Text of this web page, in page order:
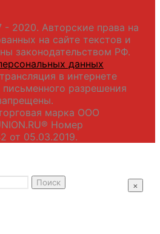
- 2020. Авторские права на
на сайте текстов и
законодательством РФ.
данных
в интернете
разрешения
марка ООО
Номер
от 05.03.2019.
×
Поиск